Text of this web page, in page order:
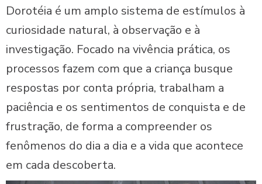
Dorotéia é um amplo sistema de estímulos à
curiosidade natural, à observação e à
investigação. Focado na vivência prática, os
processos fazem com que a criança busque
respostas por conta própria, trabalham a
paciência e os sentimentos de conquista e de
frustração, de forma a compreender os
fenômenos do dia a dia e a vida que acontece
em cada descoberta.